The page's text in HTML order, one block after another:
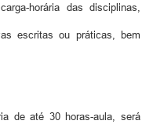
horária das disciplinas,
escritas ou práticas, bem
de até 30 horas-aula, será